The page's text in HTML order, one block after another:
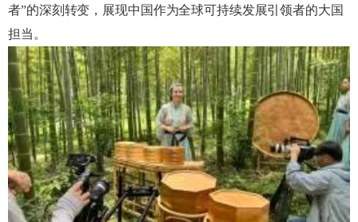
者”的深刻转变，展现中国作为全球可持续发展引领者的大国
担当。